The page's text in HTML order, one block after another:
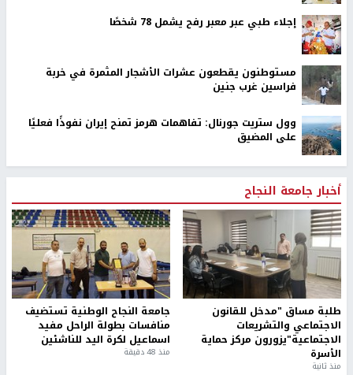
إجلاء طبي عبر معبر رفح يشمل 78 شخصًا
مستوطنون يقطعون عشرات الأشجار المثمرة في خربة
فراسين غرب جنين
وول ستريت جورنال: تفاهمات هرمز تمنح إيران نفوذًا فعليًا
على المضيق
أخبار جامعة النجاح
طلبة مساق "مدخل للقانون
الاجتماعي والتشريعات
الاجتماعية"يزورون مركز حماية
الأسرة
منذ ثانية
جامعة النجاح الوطنية تستضيف
منافسات بطولة الراحل مفيد
اسماعيل لكرة اليد للناشئين
منذ 48 دقيقة